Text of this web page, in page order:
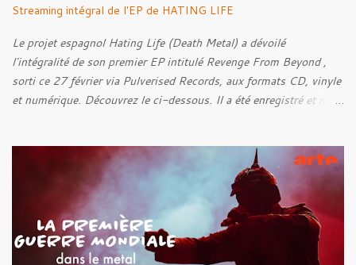
Streaming intégral de l'EP de HATING LIFE
Le projet espagnol Hating Life (Death Metal) a dévoilé
l'intégralité de son premier EP intitulé Revenge From Beyond ,
sorti ce 27 février via Pulverised Records, aux formats CD, vinyle
et numérique. Découvrez le ci-dessous. Il a été enregistré et mixé
Rebellion Against The Vile 05. Revenge From Beyond 06. The
Sense Of Fear